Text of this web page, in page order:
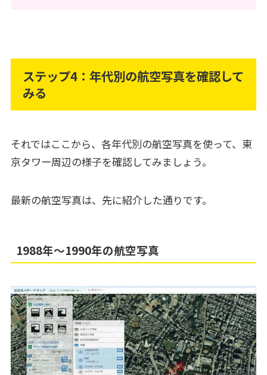
ステップ4：年代別の航空写真を確認して
みる
それではここから、各年代別の航空写真を使って、東
京タワー周辺の様子を確認してみましょう。
最新の航空写真は、先に紹介した通りです。
1988年～1990年の航空写真